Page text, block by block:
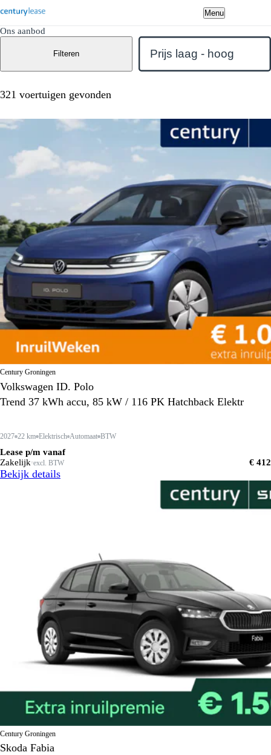
Menu
Ons aanbod
321 voertuigen gevonden
Filteren
Century Groningen
Volkswagen ID. Polo
Trend 37 kWh accu, 85 kW / 116 PK Hatchback Elektr
2027 22 km Elektrisch Automaat BTW
Lease p/m vanaf
Zakelijk excl. BTW € 412
Bekijk details
Century Groningen
Skoda Fabia